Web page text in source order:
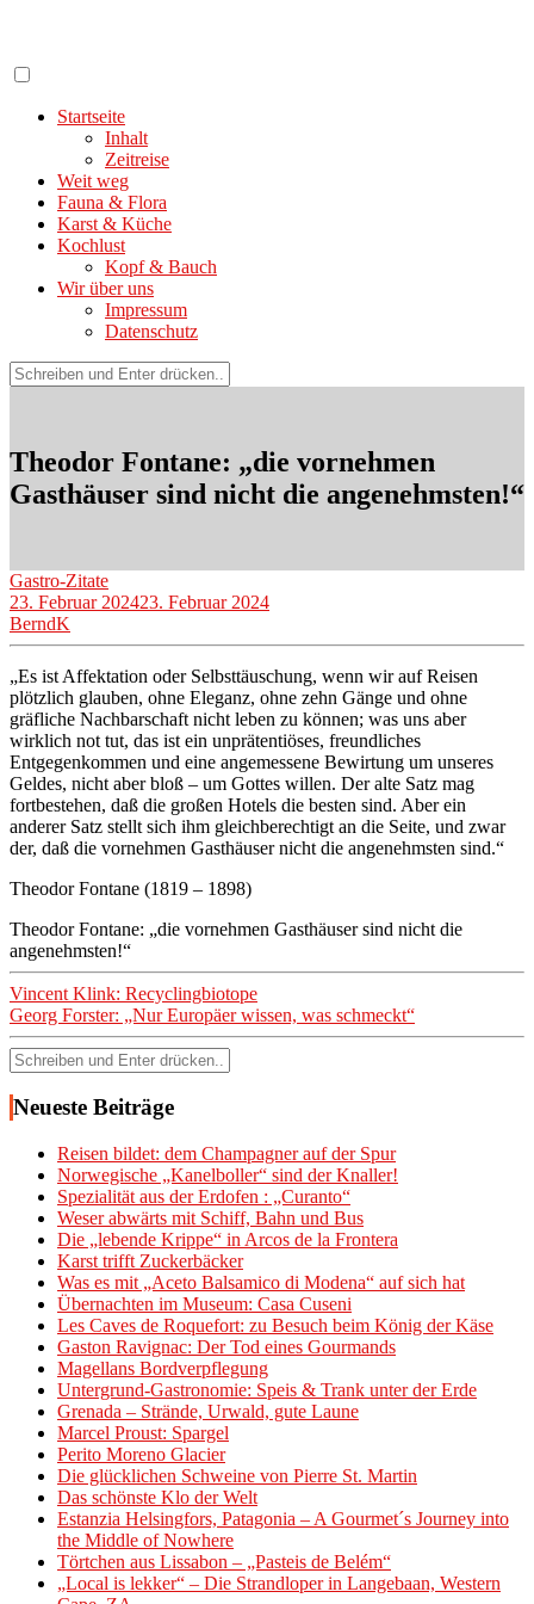
springen
Startseite
Inhalt
Zeitreise
Weit weg
Fauna & Flora
Karst & Küche
Kochlust
Kopf & Bauch
Wir über uns
Impressum
Datenschutz
Suchen
nach:
Theodor Fontane: „die vornehmen
Gasthäuser sind nicht die angenehmsten!“
Gastro-Zitate
23. Februar 202423. Februar 2024
BerndK
„Es ist Affektation oder Selbsttäuschung, wenn wir auf Reisen
plötzlich glauben, ohne Eleganz, ohne zehn Gänge und ohne
gräfliche Nachbarschaft nicht leben zu können; was uns aber
wirklich not tut, das ist ein unprätentiöses, freundliches
Entgegenkommen und eine angemessene Bewirtung um unseres
Geldes, nicht aber bloß – um Gottes willen. Der alte Satz mag
fortbestehen, daß die großen Hotels die besten sind. Aber ein
anderer Satz stellt sich ihm gleichberechtigt an die Seite, und zwar
der, daß die vornehmen Gasthäuser nicht die angenehmsten sind.“
Theodor Fontane (1819 – 1898)
Theodor Fontane: „die vornehmen Gasthäuser sind nicht die
angenehmsten!“
Beitragsnavigation
Vincent Klink: Recyclingbiotope
Georg Forster: „Nur Europäer wissen, was schmeckt“
Suchen
nach:
Neueste Beiträge
Reisen bildet: dem Champagner auf der Spur
Norwegische „Kanelboller“ sind der Knaller!
Spezialität aus der Erdofen : „Curanto“
Weser abwärts mit Schiff, Bahn und Bus
Die „lebende Krippe“ in Arcos de la Frontera
Karst trifft Zuckerbäcker
Was es mit „Aceto Balsamico di Modena“ auf sich hat
Übernachten im Museum: Casa Cuseni
Les Caves de Roquefort: zu Besuch beim König der Käse
Gaston Ravignac: Der Tod eines Gourmands
Magellans Bordverpflegung
Untergrund-Gastronomie: Speis & Trank unter der Erde
Grenada – Strände, Urwald, gute Laune
Marcel Proust: Spargel
Perito Moreno Glacier
Die glücklichen Schweine von Pierre St. Martin
Das schönste Klo der Welt
Estanzia Helsingfors, Patagonia – A Gourmet´s Journey into
the Middle of Nowhere
Törtchen aus Lissabon – „Pasteis de Belém“
„Local is lekker“ – Die Strandloper in Langebaan, Western